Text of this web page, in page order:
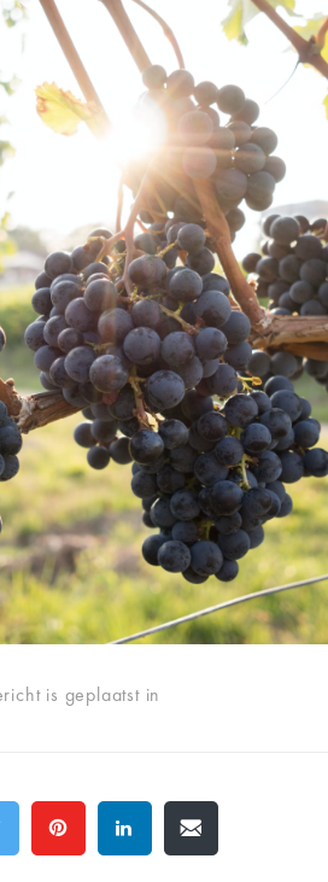
is geplaatst in